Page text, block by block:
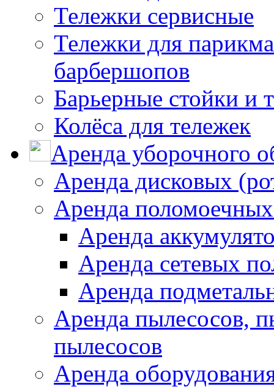
Тележки сервисные
Тележки для
барбершопов
Барьерные стойки и
Колёса для тележек
Аренда уборочного
Аренда дисковых
Аренда
Аренда
Аренда сетевых
Аренда
Аренда пылесосов,
пылесосов
Аренда